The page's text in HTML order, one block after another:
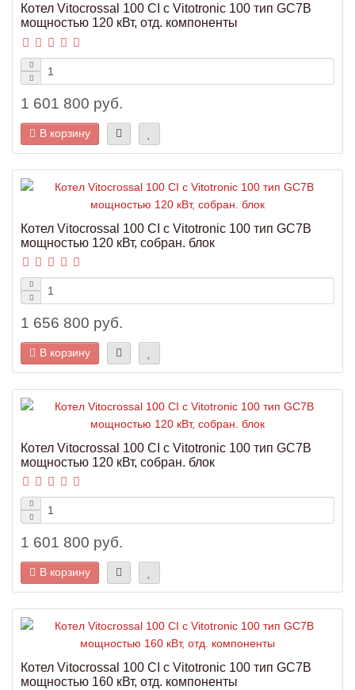
Котел Vitocrossal 100 CI с Vitotronic 100 тип GC7B
мощностью 120 кВт, отд. компоненты
1 601 800 руб.
В корзину
Котел Vitocrossal 100 CI с Vitotronic 100 тип GC7B
мощностью 120 кВт, собран. блок
1 656 800 руб.
В корзину
Котел Vitocrossal 100 CI с Vitotronic 100 тип GC7B
мощностью 120 кВт, собран. блок
1 601 800 руб.
В корзину
Котел Vitocrossal 100 CI с Vitotronic 100 тип GC7B
мощностью 160 кВт, отд. компоненты